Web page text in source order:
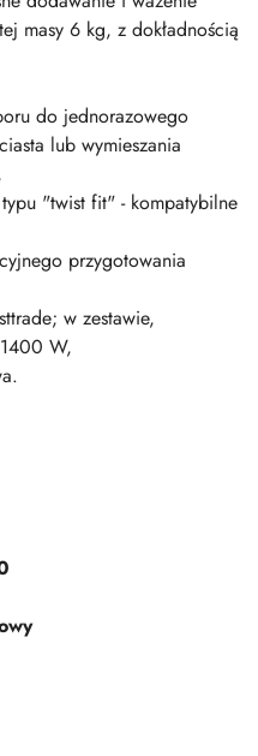
masy 6 kg, z dokładnością
do jednorazowego
lub wymieszania
"twist fit" - kompatybilne
przygotowania
w zestawie,
W,